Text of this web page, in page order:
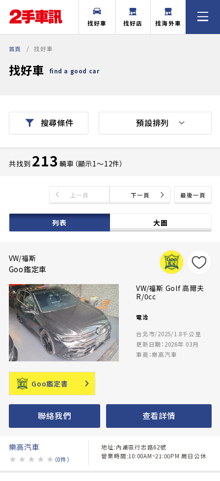
找好車 找好店 找海外車
首頁 找好車
找好車 find a good car
搜尋條件
共找到 213 輛車（顯示1〜12件）
最後一頁
上一頁 下一頁
列表 大圖
預設排列
VW/福斯
Goo鑑定車
VW/福斯 Golf 高爾夫
R/0cc
電洽
台北市/2025/1.8千公里
更新日期：2026年 03月
車商：樂高汽車
Goo鑑定書
聯絡我們 查看詳情
樂高汽車
★ ★ ★ ★ ★ （0件）
地址:內湖區行忠路62號
營業時間:10:00AM~21:00PM 周日公休